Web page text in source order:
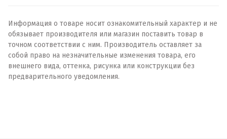
Информация о товаре носит ознакомительный характер и не
обязывает производителя или магазин поставить товар в
точном соответствии с ним. Производитель оставляет за
собой право на незначительные изменения товара, его
внешнего вида, оттенка, рисунка или конструкции без
предварительного уведомления.